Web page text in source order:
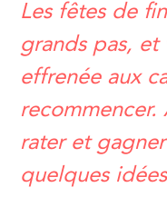
Les fêtes de
grands pas, et
effrenée aux
rater et
quelques